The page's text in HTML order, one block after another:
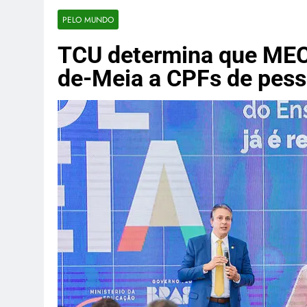
Flávio
PT divulga
2 Horas Ago
Palmas
20 Horas Ago
Wagner
20 Horas Ago
PELO MUNDO
TCU determina que
de-Meia a CPFs de